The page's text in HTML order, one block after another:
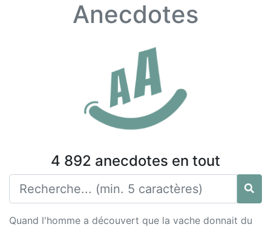
Anecdotes
4 892 anecdotes en tout
Quand l'homme a découvert que la vache donnait du